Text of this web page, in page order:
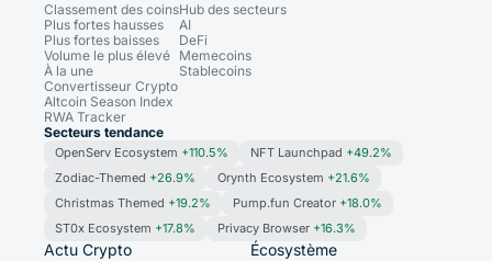
Classement des coins
Plus fortes hausses
Plus fortes baisses
Volume le plus élevé
À la une
Convertisseur Crypto
Altcoin Season Index
RWA Tracker
Hub des secteurs
AI
DeFi
Memecoins
Stablecoins
Secteurs tendance
OpenServ Ecosystem +110.5% NFT Launchpad +49.2%
Zodiac-Themed +26.9% Orynth Ecosystem +21.6%
Christmas Themed +19.2% Pump.fun Creator +18.0%
ST0x Ecosystem +17.8% Privacy Browser +16.3%
Actu Crypto Écosystème